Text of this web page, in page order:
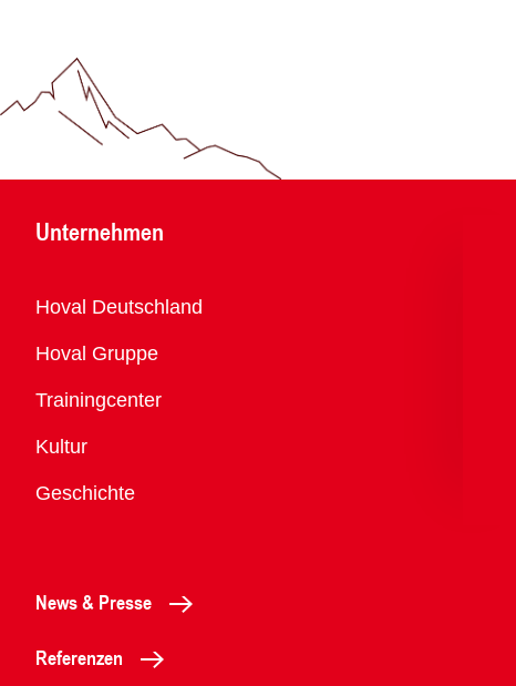
Unternehmen
Übersicht
Hoval Deutschland
Hoval Gruppe
Trainingcenter
Kultur
Geschichte
News & Presse
Referenzen